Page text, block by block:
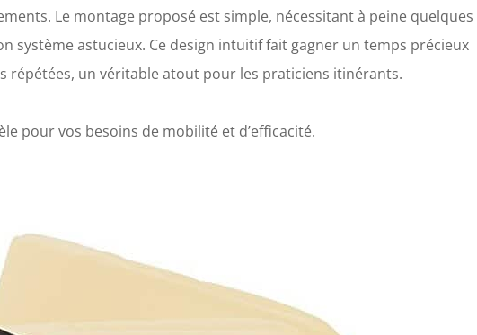
Le montage proposé est simple, nécessitant à peine quelques
système astucieux. Ce design intuitif fait gagner un temps précieux
répétées, un véritable atout pour les praticiens itinérants.
pour vos besoins de mobilité et d’efficacité.